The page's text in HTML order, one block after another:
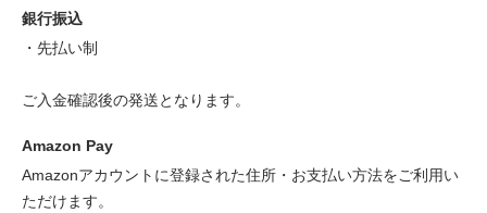
銀行振込
・先払い制
ご入金確認後の発送となります。
Amazon Pay
Amazonアカウントに登録された住所・お支払い方法をご利用い
ただけます。